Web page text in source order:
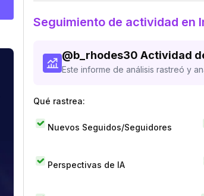
Seguimiento de actividad en
@b_rhodes30 Actividad
Este informe de análisis rastreó y
Qué rastrea:
Nuevos Seguidos/Seguidores
Perspectivas de IA